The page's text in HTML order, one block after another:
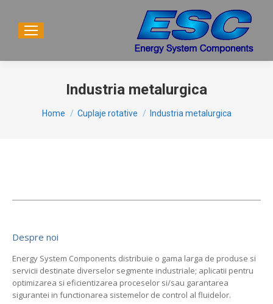
Industria metalurgica
Home Cuplaje rotative Industria metalurgica
Despre noi
Energy System Components distribuie o gama larga de produse si
servicii destinate diverselor segmente industriale; aplicatii pentru
optimizarea si eficientizarea proceselor si/sau garantarea
sigurantei in functionarea sistemelor de control al fluidelor.